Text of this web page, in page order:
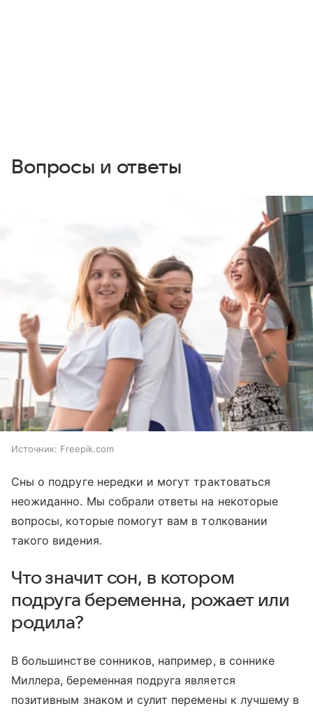
Вопросы и ответы
Источник: Freepik.com
Сны о подруге нередки и могут трактоваться
неожиданно. Мы собрали ответы на некоторые
вопросы, которые помогут вам в толковании
такого видения.
Что значит сон, в котором
подруга беременна, рожает или
родила?
В большинстве сонников, например, в соннике
Миллера, беременная подруга является
позитивным знаком и сулит перемены к лучшему в